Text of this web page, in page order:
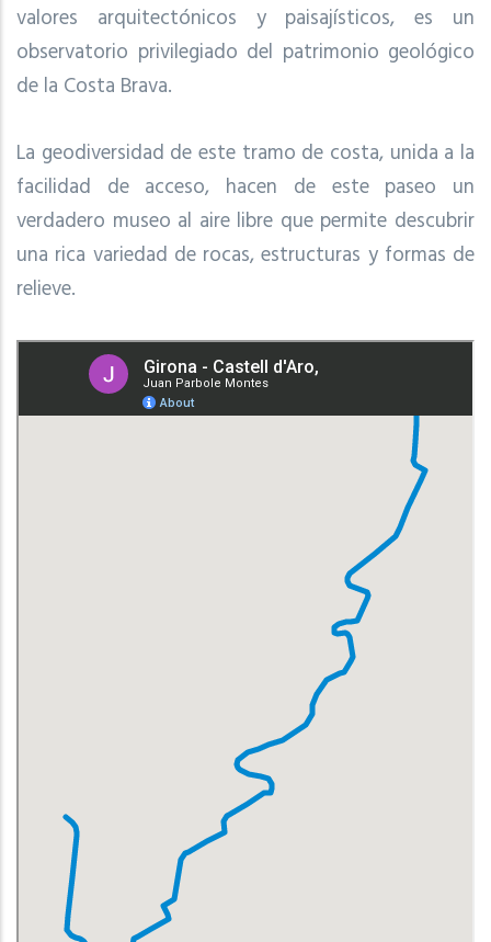
valores arquitectónicos y paisajísticos, es un
observatorio privilegiado del patrimonio geológico
de la Costa Brava.
La geodiversidad de este tramo de costa, unida a la
facilidad de acceso, hacen de este paseo un
verdadero museo al aire libre que permite descubrir
una rica variedad de rocas, estructuras y formas de
relieve.